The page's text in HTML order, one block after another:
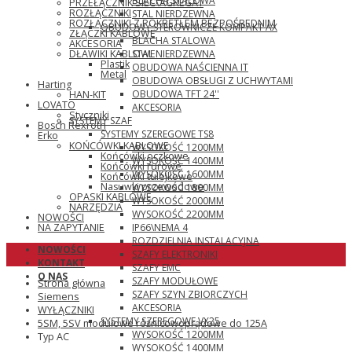
STAL NIERDZEWNA
OBUDOWY STEROWNICZE KOMPAKT AX
BLACHA STALOWA
STAL NIERDZEWNA
OBUDOWA NAŚCIENNA IT
OBUDOWA OBSŁUGI Z UCHWYTAMI
OBUDOWA TFT 24''
AKCESORIA
SYSTEMY SZAF
SYSTEMY SZEREGOWE TS8
WYSOKOŚĆ 1200MM
WYSOKOŚĆ 1400MM
WYSOKOŚĆ 1600MM
WYSOKOŚĆ 1800MM
WYSOKOŚĆ 2000MM
WYSOKOŚĆ 2200MM
IP66\NEMA 4
ROZDZIELNIA INSTALACYJNA
SZAFY ELEKTRONIKI
SZAFY EMC
SZAFY MODUŁOWE
SZAFY SZYN ZBIORCZYCH
AKCESORIA
SYSTEMY SZEREGOWE VX25
WYSOKOŚĆ 1200MM
WYSOKOŚĆ 1400MM
PRZEŁĄCZNIK SIEĆ\AGREGAT
ROZŁĄCZNIKI
ROZŁĄCZNIKI Z POKRĘTŁEM BEZPOŚREDNIM
ZŁĄCZKI KABLOWE
AKCESORIA
DŁAWIKI KABLOWE
Plastik
Metal
Harting
HAN-KIT
LOVATO
Styczniki
Bosch Rexroth
Erko
KOŃCÓWKI KABLOWE
Końcówki oczkowe
Końcówki rurowe
Końcówki tulejkowe
Nasuwki przewodowe
OPASKI KABLOWE
NARZĘDZIA
NOWOŚCI
NA ZAPYTANIE
NOWOŚCI
KONTAKT
O NAS
Strona główna
Siemens
WYŁĄCZNIKI
5SM, 5SV modułowe różnicowoprądowe do 125A
Typ AC